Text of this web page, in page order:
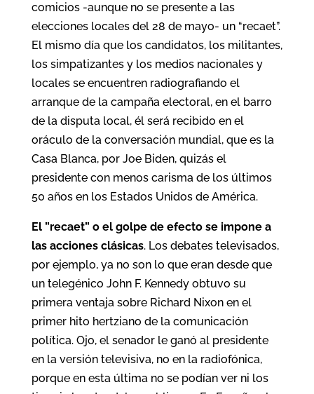
comicios -aunque no se presente a las
elecciones locales del 28 de mayo- un “recaet”.
El mismo día que los candidatos, los militantes,
los simpatizantes y los medios nacionales y
locales se encuentren radiografiando el
arranque de la campaña electoral, en el barro
de la disputa local, él será recibido en el
oráculo de la conversación mundial, que es la
Casa Blanca, por Joe Biden, quizás el
presidente con menos carisma de los últimos
50 años en los Estados Unidos de América.
El ”recaet” o el golpe de efecto se impone a
las acciones clásicas. Los debates televisados,
por ejemplo, ya no son lo que eran desde que
un telegénico John F. Kennedy obtuvo su
primera ventaja sobre Richard Nixon en el
primer hito hertziano de la comunicación
política. Ojo, el senador le ganó al presidente
en la versión televisiva, no en la radiofónica,
porque en esta última no se podían ver ni los